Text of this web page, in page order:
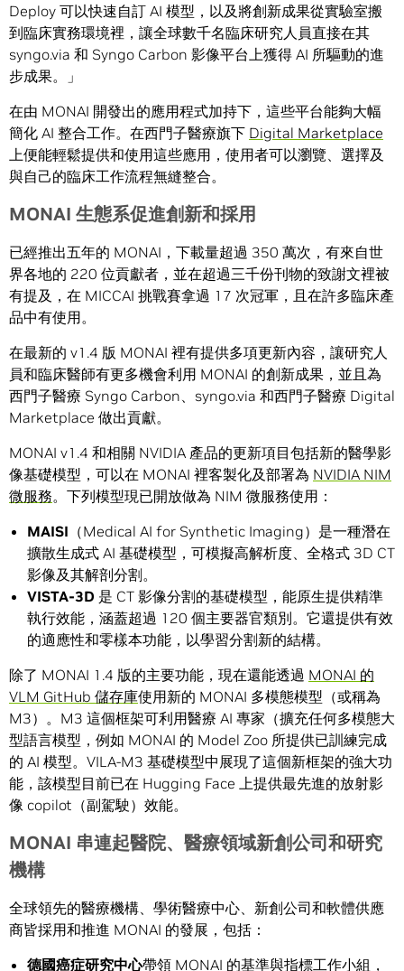
Deploy 可以快速自訂 AI 模型，以及將創新成果從實驗室搬
到臨床實務環境裡，讓全球數千名臨床研究人員直接在其
syngo.via 和 Syngo Carbon 影像平台上獲得 AI 所驅動的進
步成果。」
在由 MONAI 開發出的應用程式加持下，這些平台能夠大幅
簡化 AI 整合工作。在西門子醫療旗下 Digital Marketplace
上便能輕鬆提供和使用這些應用，使用者可以瀏覽、選擇及
與自己的臨床工作流程無縫整合。
MONAI 生態系促進創新和採用
已經推出五年的 MONAI，下載量超過 350 萬次，有來自世
界各地的 220 位貢獻者，並在超過三千份刊物的致謝文裡被
有提及，在 MICCAI 挑戰賽拿過 17 次冠軍，且在許多臨床產
品中有使用。
在最新的 v1.4 版 MONAI 裡有提供多項更新內容，讓研究人
員和臨床醫師有更多機會利用 MONAI 的創新成果，並且為
西門子醫療 Syngo Carbon、syngo.via 和西門子醫療 Digital
Marketplace 做出貢獻。
MONAI v1.4 和相關 NVIDIA 產品的更新項目包括新的醫學影
像基礎模型，可以在 MONAI 裡客製化及部署為 NVIDIA NIM
微服務。下列模型現已開放做為 NIM 微服務使用：
MAISI （Medical AI for Synthetic Imaging）是一種潛在
擴散生成式 AI 基礎模型，可模擬高解析度、全格式 3D CT
影像及其解剖分割。
VISTA-3D 是 CT 影像分割的基礎模型，能原生提供精準
執行效能，涵蓋超過 120 個主要器官類別。它還提供有效
的適應性和零樣本功能，以學習分割新的結構。
除了 MONAI 1.4 版的主要功能，現在還能透過 MONAI 的
VLM GitHub 儲存庫使用新的 MONAI 多模態模型（或稱為
M3）。M3 這個框架可利用醫療 AI 專家（擴充任何多模態大
型語言模型，例如 MONAI 的 Model Zoo 所提供已訓練完成
的 AI 模型。VILA-M3 基礎模型中展現了這個新框架的強大功
能，該模型目前已在 Hugging Face 上提供最先進的放射影
像 copilot（副駕駛）效能。
MONAI 串連起醫院、醫療領域新創公司和研究
機構
全球領先的醫療機構、學術醫療中心、新創公司和軟體供應
商皆採用和推進 MONAI 的發展，包括：
德國癌症研究中心帶領 MONAI 的基準與指標工作小組，